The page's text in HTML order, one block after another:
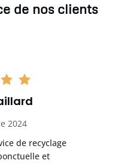
de nos clients
2024
de recyclage
et